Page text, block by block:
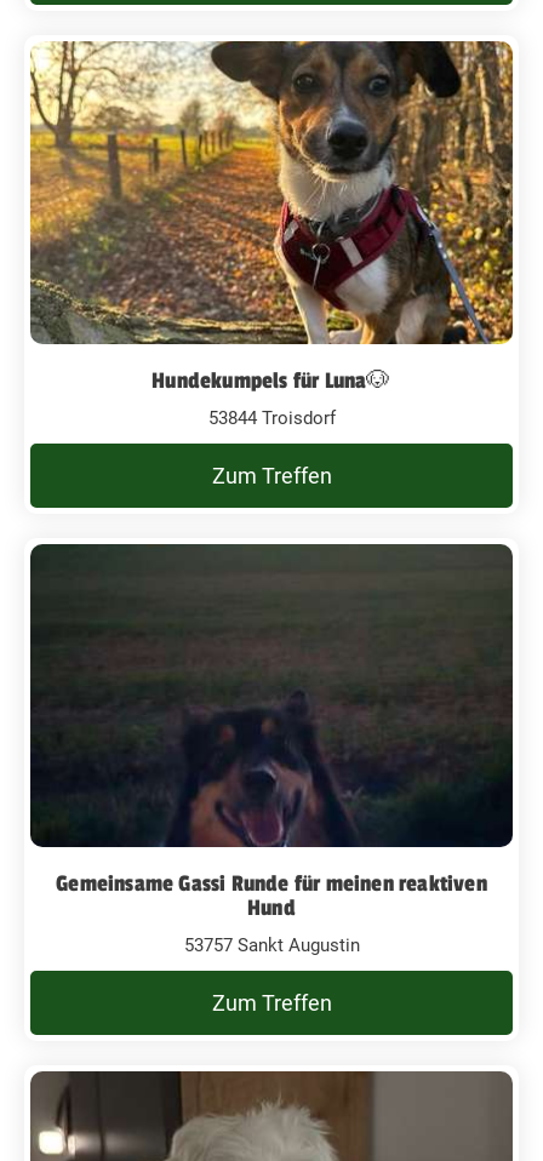
Hundekumpels für Luna🐶
53844 Troisdorf
Zum Treffen
Gemeinsame Gassi Runde für meinen reaktiven
Hund
53757 Sankt Augustin
Zum Treffen